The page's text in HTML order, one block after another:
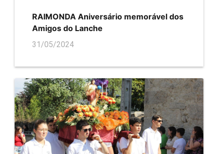
RAIMONDA Aniversário memorável dos
Amigos do Lanche
31/05/2024